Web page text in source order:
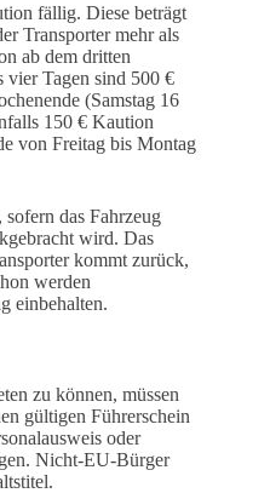
fällig. Diese beträgt
Transporter mehr als
ab dem dritten
vier Tagen sind 500 €
(Samstag 16
150 € Kaution
von Freitag bis Montag
das Fahrzeug
wird. Das
kommt zurück,
werden
einbehalten.
zu können, müssen
gültigen Führerschein
oder
Nicht-EU-Bürger